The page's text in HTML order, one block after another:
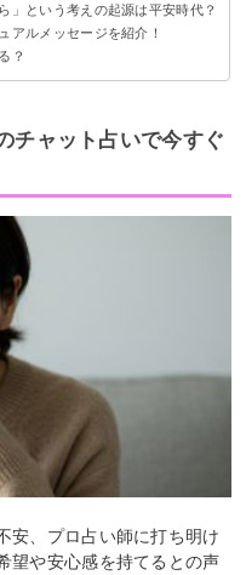
願望充足」とされる
」という考えの起源は平安時代？
見られる
自分が想ってるから」という考えも
アルメッセージを紹介！
ッセージ
？
る
チャット占いで今すぐ
安、プロ占い師に打ち明け
望や安心感を持てるとの声